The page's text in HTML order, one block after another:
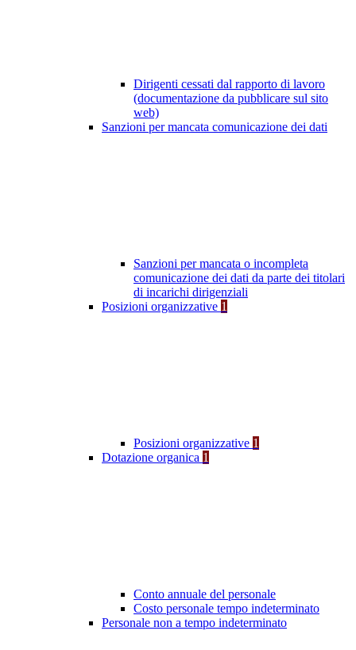
Dirigenti cessati dal rapporto di lavoro
(documentazione da pubblicare sul sito
web)
Sanzioni per mancata comunicazione dei dati
Sanzioni per mancata o incompleta
comunicazione dei dati da parte dei titolari
di incarichi dirigenziali
Posizioni organizzative 1
Posizioni organizzative 1
Dotazione organica 1
Conto annuale del personale
Costo personale tempo indeterminato
Personale non a tempo indeterminato